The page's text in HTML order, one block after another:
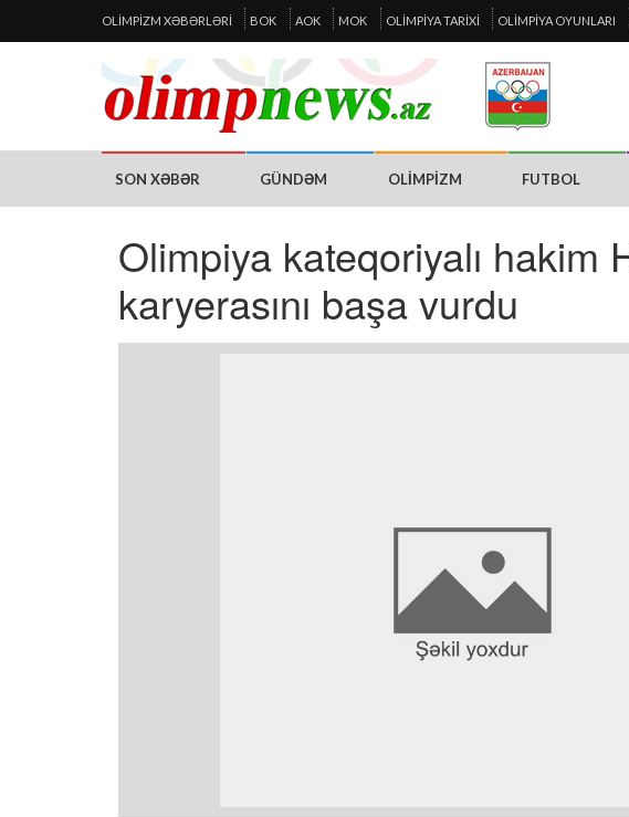
OLIMPIZM XƏBƏRLƏRI BOK AOK MOK OLIMPIYA TARIXI OLIMPIYA OYUNLARI
SON XƏBƏR GÜNDƏM OLIMPIZM FUTBOL
Olimpiya kateqoriyalı hakim
karyerasını başa vurdu